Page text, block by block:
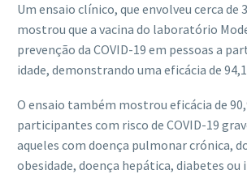
Um ensaio clínico, que envolveu cerca de
mostrou que a vacina do laboratório
prevenção da COVID-19 em pessoas a
idade, demonstrando uma eficácia de
O ensaio também mostrou eficácia de
participantes com risco de COVID-19
aqueles com doença pulmonar crónica,
obesidade, doença hepática, diabetes ou